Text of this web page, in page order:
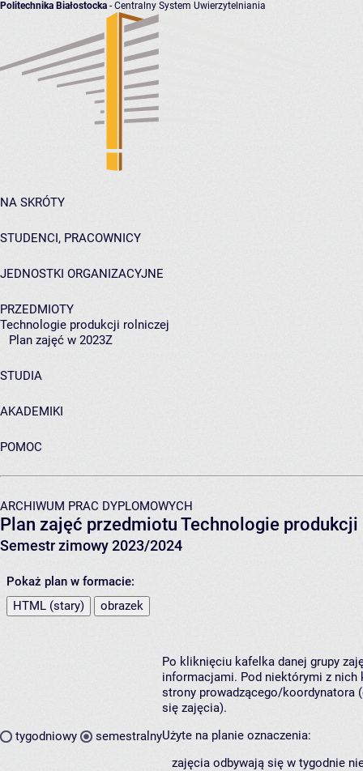
Politechnika Białostocka - Centralny System Uwierzytelniania
NA SKRÓTY
STUDENCI, PRACOWNICY
JEDNOSTKI ORGANIZACYJNE
PRZEDMIOTY
Technologie produkcji rolniczej
Plan zajęć w 2023Z
STUDIA
AKADEMIKI
POMOC
ARCHIWUM PRAC DYPLOMOWYCH
Plan zajęć przedmiotu Technologie
Semestr zimowy 2023/2024
Pokaż plan w formacie:
HTML (stary)
obrazek
tygodniowy semestralny
Po kliknięciu kafelka danej grupy
informacjami. Pod niektórymi z nich
strony prowadzącego/koordynatora
się zajęcia).
Użyte na planie oznaczenia:
zajęcia odbywają się w tygodnie